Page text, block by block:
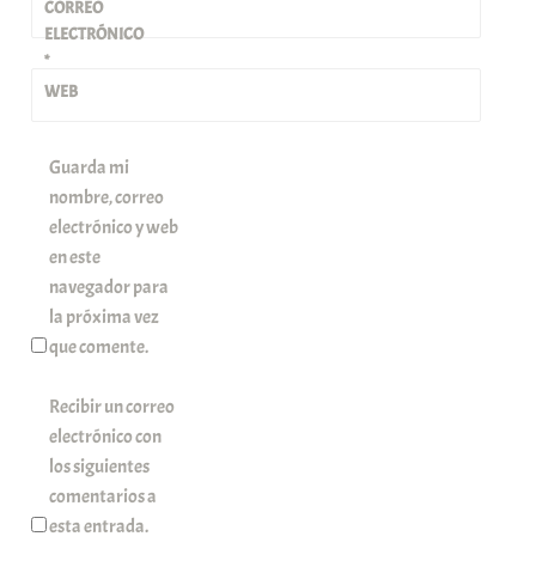
CORREO
ELECTRÓNICO
*
WEB
Guarda mi
nombre, correo
electrónico y web
en este
navegador para
la próxima vez
que comente.
Recibir un correo
electrónico con
los siguientes
comentarios a
esta entrada.